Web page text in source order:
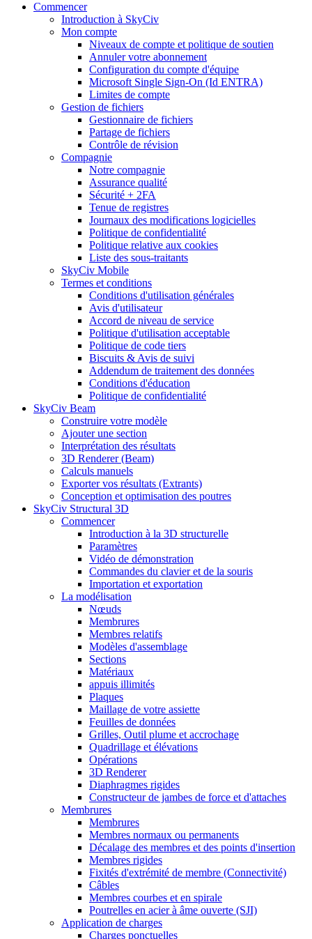
Commencer
Introduction à SkyCiv
Mon compte
Niveaux de compte et politique de soutien
Annuler votre abonnement
Configuration du compte d'équipe
Microsoft Single Sign-On (Id ENTRA)
Limites de compte
Gestion de fichiers
Gestionnaire de fichiers
Partage de fichiers
Contrôle de révision
Compagnie
Notre compagnie
Assurance qualité
Sécurité + 2FA
Tenue de registres
Journaux des modifications logicielles
Politique de confidentialité
Politique relative aux cookies
Liste des sous-traitants
SkyCiv Mobile
Termes et conditions
Conditions d'utilisation générales
Avis d'utilisateur
Accord de niveau de service
Politique d'utilisation acceptable
Politique de code tiers
Biscuits & Avis de suivi
Addendum de traitement des données
Conditions d'éducation
Politique de confidentialité
SkyCiv Beam
Construire votre modèle
Ajouter une section
Interprétation des résultats
3D Renderer (Beam)
Calculs manuels
Exporter vos résultats (Extrants)
Conception et optimisation des poutres
SkyCiv Structural 3D
Commencer
Introduction à la 3D structurelle
Paramètres
Vidéo de démonstration
Commandes du clavier et de la souris
Importation et exportation
La modélisation
Nœuds
Membrures
Membres relatifs
Modèles d'assemblage
Sections
Matériaux
appuis illimités
Plaques
Maillage de votre assiette
Feuilles de données
Grilles, Outil plume et accrochage
Quadrillage et élévations
Opérations
3D Renderer
Diaphragmes rigides
Constructeur de jambes de force et d'attaches
Membrures
Membrures
Membres normaux ou permanents
Décalage des membres et des points d'insertion
Membres rigides
Fixités d'extrémité de membre (Connectivité)
Câbles
Membres courbes et en spirale
Poutrelles en acier à âme ouverte (SJI)
Application de charges
Charges ponctuelles